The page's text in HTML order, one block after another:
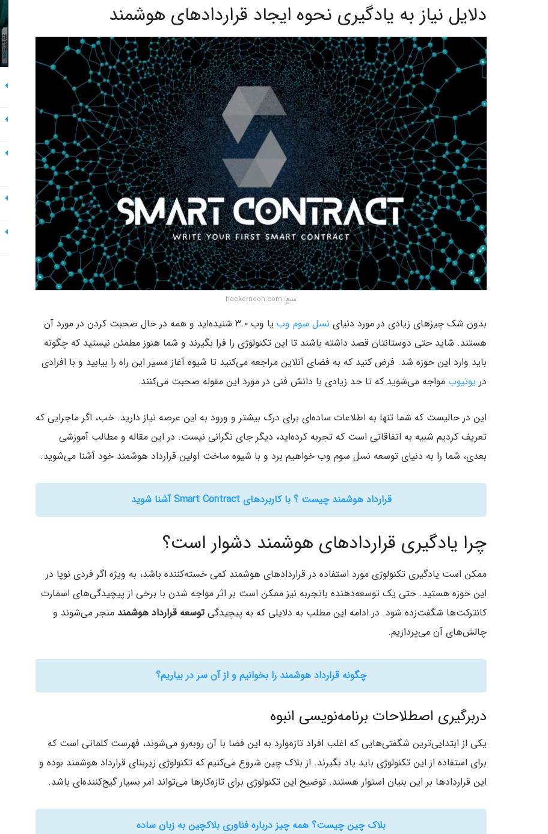
دلایل نیاز به یادگیری نحوه ایجاد قراردادهای هوشمند
منبع: hackernoon.com
بدون شک چیز‌های زیادی در مورد دنیای نسل سوم وب
یا وب ۳.۰ شنیده‌اید و همه در حال صحبت کردن در مورد آن
هستند. شاید حتی دوستانتان قصد داشته باشند تا این تکنولوژی را فرا بگیرند و شما هنوز مطمئن نیستید که چگونه
باید وارد این حوزه شد. فرض کنید که به فضای آنلاین مراجعه می‌کنید تا شیوه آغاز مسیر این راه را بیابید و با افرادی
در یوتیوب مواجه می‌شوید که تا حد زیادی با دانش فنی در مورد این مقوله صحبت می‌کنند.
این در حالیست که شما تنها به اطلاعات ساده‌ای برای درک بیشتر و ورود به این عرصه نیاز دارید. خب‌، اگر ماجرایی که
تعریف کردیم شبیه به اتفاقاتی است که تجربه کرده‌اید‌، دیگر جای نگرانی نیست. در این مقاله و مطالب آموزشی
بعدی‌، شما را به دنیای توسعه نسل سوم وب خواهیم برد و با شیوه ساخت اولین قرارداد هوشمند خود آشنا می‌شوید.
قرارداد هوشمند چیست ؟ با کاربردهای Smart Contract آشنا شوید
چرا یادگیری قرارداد‌های هوشمند دشوار است؟
ممکن است یادگیری تکنولوژی مورد استفاده در قراردادهای هوشمند کمی خسته‌کننده باشد‌، به ویژه اگر فردی نوپا در
این حوزه هستید. حتی یک توسعه‌دهنده باتجربه نیز ممکن است بر اثر مواجه شدن با برخی از پیچیدگی‌های اسمارت
کانترکت‌ها شگفت‌زده شود. در ادامه این مطلب به دلایلی که به پیچیدگیتوسعه قرارداد هوشمند منجر می‌شوند و
چالش‌های آن می‌پردازیم.
چگونه قرارداد هوشمند را بخوانیم و از آن سر در بیاریم؟
دربرگیری اصطلاحات برنامه‌نویسی انبوه
یکی از ابتدایی‌ترین شگفتی‌هایی که اغلب افراد تازه‌وارد به این فضا با آن روبه‌رو می‌شوند‌، فهرست کلماتی است که
برای استفاده از این تکنولو‌ژی باید یاد بگیرند. از بلاک چین شروع می‌کنیم که تکنولوژی زیربنای قرارداد هوشمند بوده و
این قرارداد‌ها بر این بنیان استوار هستند. توضیح این تکنولوژی برای تازه‌کار‌ها می‌تواند امر بسیار گیج‌کننده‌ای باشد.
بلاک چین چیست؟ همه چیز درباره فناوری بلاکچین به زبان ساده